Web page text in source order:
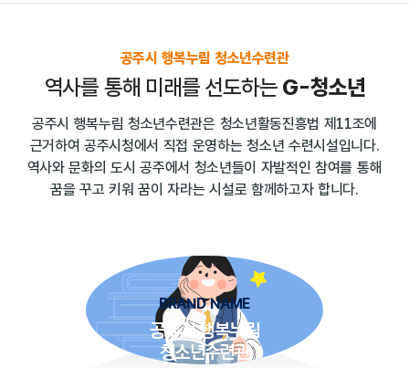
공주시 행복누림 청소년수련관
역사를 통해 미래를 선도하는 G-청소년
공주시 행복누림 청소년수련관은 청소년활동진흥법 제11조에
근거하여 공주시청에서 직접 운영하는 청소년 수련시설입니다.
역사와 문화의 도시 공주에서 청소년들이 자발적인 참여를 통해
꿈을 꾸고 키워 꿈이 자라는 시설로 함께하고자 합니다.
BRAND NAME
공주시 행복누림
청소년수련관